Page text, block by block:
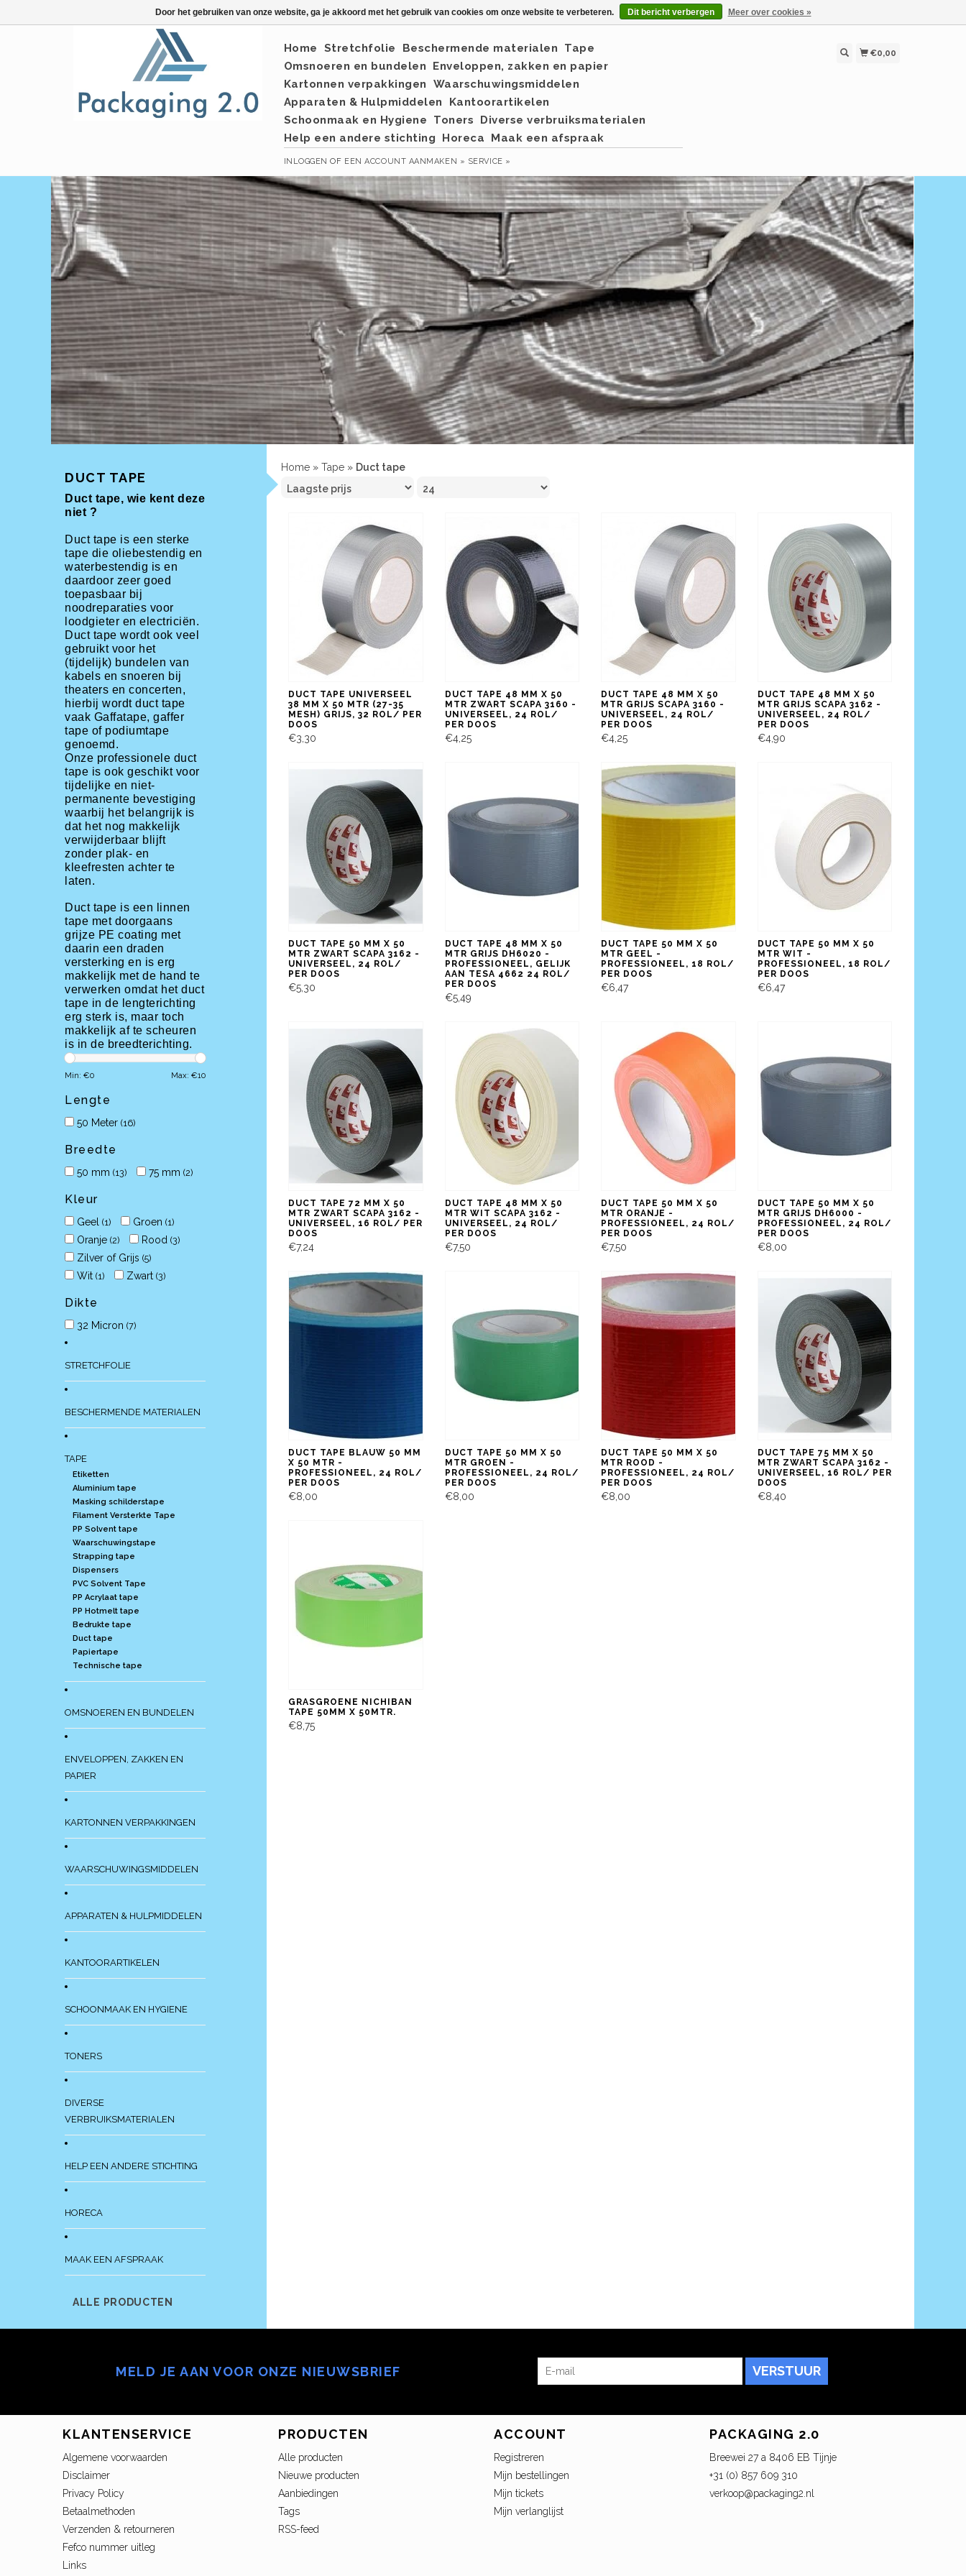
Home Stretchfolie Beschermende materialen
Tape
Omsnoeren en bundelen
Enveloppen, zakken en papier
Kartonnen verpakkingen
Waarschuwingsmiddelen
Apparaten & Hulpmiddelen
Kantoorartikelen
Schoonmaak en Hygiene
Toners
Diverse verbruiksmaterialen
Help een andere stichting
Horeca Maak een afspraak
INLOGGEN OF EEN ACCOUNT AANMAKEN » SERVICE »
€0,00
DUCT TAPE
Duct tape, wie kent deze
niet ?
Duct tape is een sterke
tape die oliebestendig en
waterbestendig is en
daardoor zeer goed
toepasbaar bij
noodreparaties voor
loodgieter en electriciën.
Duct tape wordt ook veel
gebruikt voor het
(tijdelijk) bundelen van
kabels en snoeren bij
theaters en concerten,
hierbij wordt duct tape
vaak Gaffatape, gaffer
tape of podiumtape
genoemd.
Onze professionele duct
tape is ook geschikt voor
tijdelijke en niet-
permanente bevestiging
waarbij het belangrijk is
dat het nog makkelijk
verwijderbaar blijft
zonder plak- en
kleefresten achter te
laten.
Duct tape is een linnen
tape met doorgaans
grijze PE coating met
daarin een draden
versterking en is erg
makkelijk met de hand te
verwerken omdat het duct
tape in de lengterichting
erg sterk is, maar toch
makkelijk af te scheuren
is in de breedterichting.
Min: €0 Max: €10
Lengte
50 Meter (16)
Breedte
50 mm (13) 75 mm (2)
Kleur
Geel (1) Groen (1)
Oranje (2) Rood (3)
Zilver of Grijs (5)
Wit (1) Zwart (3)
Dikte
32 Micron (7)
STRETCHFOLIE
BESCHERMENDE MATERIALEN
TAPE
Etiketten
Aluminium tape
Masking schilderstape
Filament Versterkte Tape
PP Solvent tape
Waarschuwingstape
Strapping tape
Dispensers
PVC Solvent Tape
PP Acrylaat tape
PP Hotmelt tape
Bedrukte tape
Duct tape
Papiertape
Technische tape
OMSNOEREN EN BUNDELEN
ENVELOPPEN, ZAKKEN EN
PAPIER
KARTONNEN VERPAKKINGEN
WAARSCHUWINGSMIDDELEN
APPARATEN & HULPMIDDELEN
KANTOORARTIKELEN
SCHOONMAAK EN HYGIENE
TONERS
DIVERSE
VERBRUIKSMATERIALEN
HELP EEN ANDERE STICHTING
HORECA
MAAK EEN AFSPRAAK
ALLE PRODUCTEN
Home » Tape » Duct tape
DUCT TAPE UNIVERSEEL
38 MM X 50 MTR (27-35
MESH) GRIJS, 32 ROL/ PER
DOOS
€3,30
DUCT TAPE 48 MM X 50
MTR ZWART SCAPA 3160 -
UNIVERSEEL, 24 ROL/
PER DOOS
€4,25
DUCT TAPE 48 MM X 50
MTR GRIJS SCAPA 3160 -
UNIVERSEEL, 24 ROL/
PER DOOS
€4,25
DUCT TAPE 48 MM X 50
MTR GRIJS SCAPA 3162 -
UNIVERSEEL, 24 ROL/
PER DOOS
€4,90
DUCT TAPE 50 MM X 50
MTR ZWART SCAPA 3162 -
UNIVERSEEL, 24 ROL/
PER DOOS
€5,30
DUCT TAPE 48 MM X 50
MTR GRIJS DH6020 -
PROFESSIONEEL, GELIJK
AAN TESA 4662 24 ROL/
PER DOOS
€5,49
DUCT TAPE 50 MM X 50
MTR GEEL -
PROFESSIONEEL, 18 ROL/
PER DOOS
€6,47
DUCT TAPE 50 MM X 50
MTR WIT -
PROFESSIONEEL, 18 ROL/
PER DOOS
€6,47
DUCT TAPE 72 MM X 50
MTR ZWART SCAPA 3162 -
UNIVERSEEL, 16 ROL/ PER
DOOS
€7,24
DUCT TAPE 48 MM X 50
MTR WIT SCAPA 3162 -
UNIVERSEEL, 24 ROL/
PER DOOS
€7,50
DUCT TAPE 50 MM X 50
MTR ORANJE -
PROFESSIONEEL, 24 ROL/
PER DOOS
€7,50
DUCT TAPE 50 MM X 50
MTR GRIJS DH6000 -
PROFESSIONEEL, 24 ROL/
PER DOOS
€8,00
DUCT TAPE BLAUW 50 MM
X 50 MTR -
PROFESSIONEEL, 24 ROL/
PER DOOS
€8,00
DUCT TAPE 50 MM X 50
MTR GROEN -
PROFESSIONEEL, 24 ROL/
PER DOOS
€8,00
DUCT TAPE 50 MM X 50
MTR ROOD -
PROFESSIONEEL, 24 ROL/
PER DOOS
€8,00
DUCT TAPE 75 MM X 50
MTR ZWART SCAPA 3162 -
UNIVERSEEL, 16 ROL/ PER
DOOS
€8,40
GRASGROENE NICHIBAN
TAPE 50MM X 50MTR.
€8,75
MELD JE AAN VOOR ONZE NIEUWSBRIEF VERSTUUR
KLANTENSERVICE
Algemene voorwaarden
Disclaimer
Privacy Policy
Betaalmethoden
Verzenden & retourneren
Fefco nummer uitleg
Links
PRODUCTEN
Alle producten
Nieuwe producten
Aanbiedingen
Tags
RSS-feed
ACCOUNT
Registreren
Mijn bestellingen
Mijn tickets
Mijn verlanglijst
PACKAGING 2.0
Breewei 27 a 8406 EB Tijnje
+31 (0) 857 609 310
verkoop@packaging2.nl
Door het gebruiken van onze website, ga je akkoord met het gebruik van cookies om onze website te verbeteren. Dit bericht verbergen Meer over cookies »